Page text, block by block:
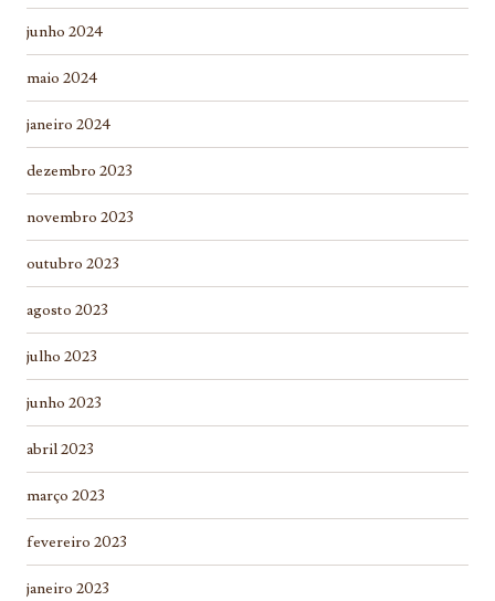
junho 2024
maio 2024
janeiro 2024
dezembro 2023
novembro 2023
outubro 2023
agosto 2023
julho 2023
junho 2023
abril 2023
março 2023
fevereiro 2023
janeiro 2023